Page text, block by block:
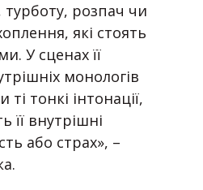
розпач чи
які стоять
У сценах її
монологів
тонкі інтонації,
внутрішні
або страх», –